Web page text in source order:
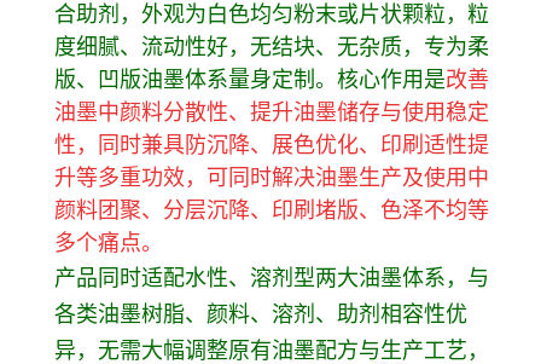
合助剂，外观为白色均匀粉末或片状颗粒，粒
度细腻、流动性好，无结块、无杂质，专为柔
版、凹版油墨体系量身定制。核心作用是改善
油墨中颜料分散性、提升油墨储存与使用稳定
性，同时兼具防沉降、展色优化、印刷适性提
升等多重功效，可同时解决油墨生产及使用中
颜料团聚、分层沉降、印刷堵版、色泽不均等
多个痛点。
产品同时适配水性、溶剂型两大油墨体系，与
各类油墨树脂、颜料、溶剂、助剂相容性优
异，无需大幅调整原有油墨配方与生产工艺，